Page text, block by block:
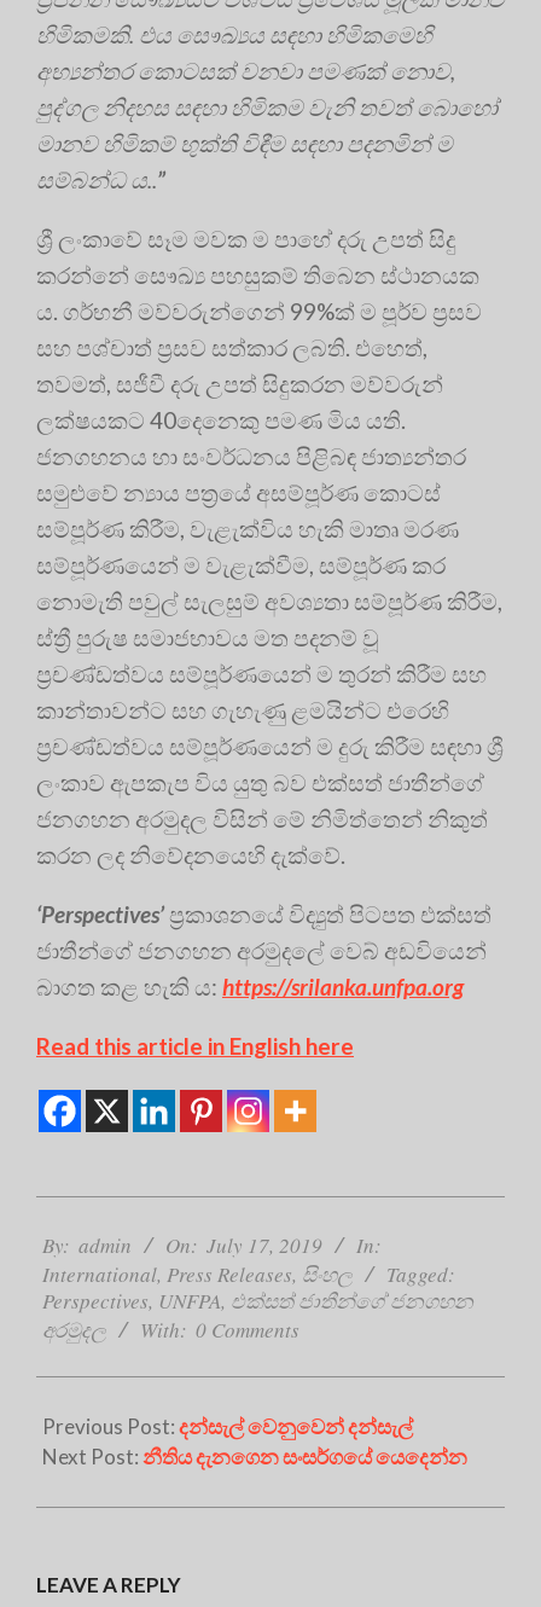
හිමිකමකි. එය සෞඛ්‍යය සඳහා හිමිකමෙහි
අභ්‍යන්තර කොටසක් වනවා පමණක් නොව,
පුද්ගල නිදහස සඳහා හිමිකම වැනි තවත් බොහෝ
මානව හිමිකම් භුක්ති විඳීම සඳහා පදනමින් ම
සම්බන්ධ ය..”
ශ්‍රී ලංකාවේ සෑම මවක ම පාහේ දරු උපත් සිදු
කරන්නේ සෞඛ්‍ය පහසුකම් තිබෙන ස්ථානයක
ය. ගර්භනී මව්වරුන්ගෙන් 99%ක් ම පූර්ව ප්‍ර‍සව
සහ පශ්චාත් ප්‍ර‍සව සත්කාර ලබති. එහෙත්,
තවමත්, සජීවී දරු උපත් සිදුකරන මව්වරුන්
ලක්ෂයකට 40දෙනෙකු පමණ මිය යති.
ජනගහනය හා සංවර්ධනය පිළිබඳ ජාත්‍යන්තර
සමුළුවේ න්‍යාය පත්‍ර‍යේ අසම්පූර්ණ කොටස්
සම්පූර්ණ කිරීම, වැළැක්විය හැකි මාතෘ මරණ
සම්පූර්ණයෙන් ම වැළැක්වීම, සම්පූර්ණ කර
නොමැති පවුල් සැලසුම් අවශ්‍යතා සම්පූර්ණ කිරීම,
ස්ත්‍රී පුරුෂ සමාජභාවය මත පදනම් වූ
ප්‍ර‍චණ්ඩත්වය සම්පූර්ණයෙන් ම තුරන් කිරීම සහ
කාන්තාවන්ට සහ ගැහැණු ළමයින්ට එරෙහි
ප්‍රචණ්ඩත්වය සම්පූර්ණයෙන් ම දුරු කිරීම සඳහා ශ්‍රී
ලංකාව ඇපකැප විය යුතු බව එක්සත් ජාතීන්ගේ
ජනගහන අරමුදල විසින් මේ නිමිත්තෙන් නිකුත්
කරන ලද නිවේදනයෙහි දැක්වේ.
‘Perspectives’ ප්‍ර‍කාශනයේ විද්‍යුත් පිටපත එක්සත්
ජාතීන්ගේ ජනගහන අරමුදලේ වෙබ් අඩවියෙන්
බාගත කළ හැකි ය: https://srilanka.unfpa.org
Read this article in English here
07-
17
By: admin On: July 17, 2019
In:
International, Press Releases, සිංහල
Tagged:
Perspectives, UNFPA, එක්සත් ජාතීන්ගේ ජනගහන
අරමුදල
With: 0 Comments
Previous Post:දන්සැල් වෙනුවෙන් දන්සැල්
Next Post:නීතිය දැනගෙන සංසර්ගයේ යෙදෙන්න
LEAVE A REPLY